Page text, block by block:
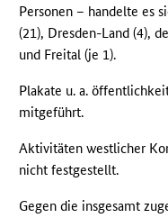
Personen – handelte es
(21), Dresden-Land (4),
und Freital (je 1).
Plakate u. a.
mitgeführt.
Aktivitäten westlicher
nicht festgestellt.
Gegen die insgesamt